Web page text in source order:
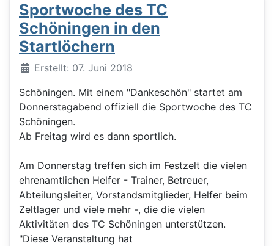
Sportwoche des TC
Schöningen in den
Startlöchern
DetailsErstellt: 07. Juni 2018
Schöningen. Mit einem "Dankeschön" startet am
Donnerstagabend offiziell die Sportwoche des TC
Schöningen.
Ab Freitag wird es dann sportlich.
Am Donnerstag treffen sich im Festzelt die vielen
ehrenamtlichen Helfer - Trainer, Betreuer,
Abteilungsleiter, Vorstandsmitglieder, Helfer beim
Zeltlager und viele mehr -, die die vielen
Aktivitäten des TC Schöningen unterstützen.
"Diese Veranstaltung hat